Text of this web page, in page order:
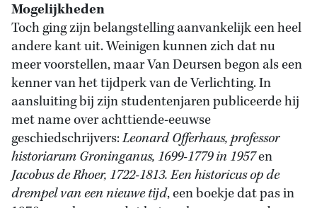
Mogelijkheden
Toch ging zijn belangstelling aanvankelijk een heel
andere kant uit. Weinigen kunnen zich dat nu
meer voorstellen, maar Van Deursen begon als een
kenner van het tijdperk van de Verlichting. In
aansluiting bij zijn studentenjaren publiceerde hij
met name over achttiende-eeuwse
geschiedschrijvers:Leonard Offerhaus, professor
historiarum Groninganus, 1699-1779 in 1957en
Jacobus de Rhoer, 1722-1813. Een historicus op de
drempel van een nieuwe tĳd, een boekje dat pas in